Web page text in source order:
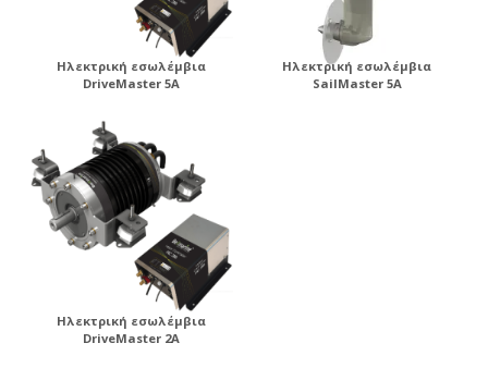
Ηλεκτρική εσωλέμβια
DriveMaster 5A
Ηλεκτρική εσωλέμβια
DriveMaster 2A
Ηλεκτρική εσωλέμβια
SailMaster 5A